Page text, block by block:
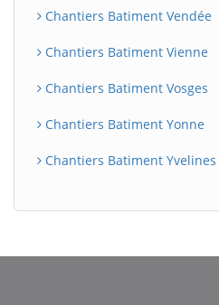
Chantiers Batiment Vendée
Chantiers Batiment Vienne
Chantiers Batiment Vosges
Chantiers Batiment Yonne
Chantiers Batiment Yvelines
BatiWebPro